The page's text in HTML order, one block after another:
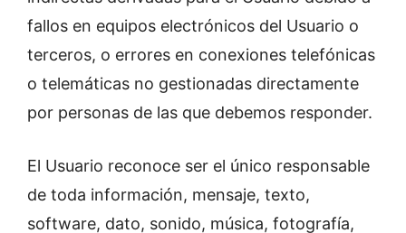
fallos en equipos electrónicos del Usuario o
terceros, o errores en conexiones telefónicas
o telemáticas no gestionadas directamente
por personas de las que debemos responder.
El Usuario reconoce ser el único responsable
de toda información, mensaje, texto,
software, dato, sonido, música, fotografía,